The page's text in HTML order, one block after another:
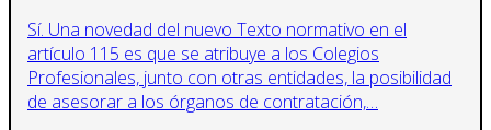
Sí. Una novedad del nuevo Texto normativo en el
artículo 115 es que se atribuye a los Colegios
Profesionales, junto con otras entidades, la posibilidad
de asesorar a los órganos de contratación,…